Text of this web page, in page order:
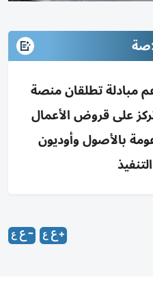
مبادلة تطلقان منصة
على قروض الأعمال
بالأصول وأوديون